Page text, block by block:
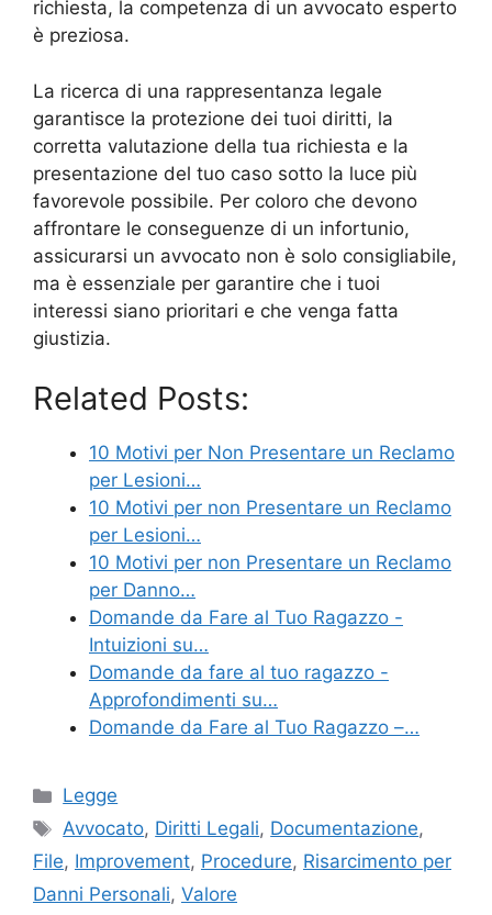
richiesta, la competenza di un avvocato esperto
è preziosa.
La ricerca di una rappresentanza legale
garantisce la protezione dei tuoi diritti, la
corretta valutazione della tua richiesta e la
presentazione del tuo caso sotto la luce più
favorevole possibile. Per coloro che devono
affrontare le conseguenze di un infortunio,
assicurarsi un avvocato non è solo consigliabile,
ma è essenziale per garantire che i tuoi
interessi siano prioritari e che venga fatta
giustizia.
Related Posts:
10 Motivi per Non Presentare un Reclamo
per Lesioni…
10 Motivi per non Presentare un Reclamo
per Lesioni…
10 Motivi per non Presentare un Reclamo
per Danno…
Domande da Fare al Tuo Ragazzo -
Intuizioni su…
Domande da fare al tuo ragazzo -
Approfondimenti su…
Domande da Fare al Tuo Ragazzo –…
Categories
Legge
Tags
Avvocato, Diritti Legali, Documentazione,
File, Improvement, Procedure, Risarcimento per
Danni Personali, Valore